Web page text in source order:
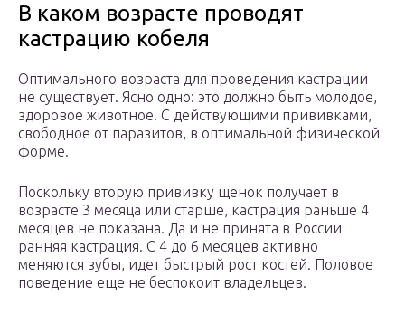
В каком возрасте проводят
кастрацию кобеля
Оптимального возраста для проведения кастрации
не существует. Ясно одно: это должно быть молодое,
здоровое животное. С действующими прививками,
свободное от паразитов, в оптимальной физической
форме.
Поскольку вторую прививку щенок получает в
возрасте 3 месяца или старше, кастрация раньше 4
месяцев не показана. Да и не принята в России
ранняя кастрация. С 4 до 6 месяцев активно
меняются зубы, идет быстрый рост костей. Половое
поведение еще не беспокоит владельцев.